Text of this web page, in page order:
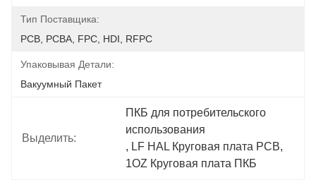
Тип Поставщика:
PCB, PCBA, FPC, HDI, RFPC
Упаковывая Детали:
Вакуумный Пакет
Выделить:
ПКБ для потребительского
использования
, LF HAL Круговая плата PCB,
1OZ Круговая плата ПКБ